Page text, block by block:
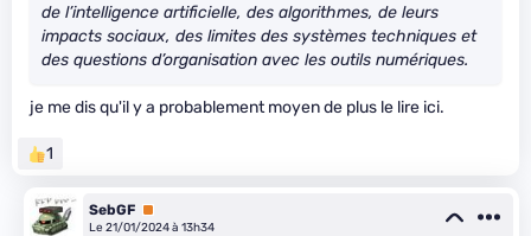
de l’intelligence artificielle, des algorithmes, de leurs
impacts sociaux, des limites des systèmes techniques et
des questions d’organisation avec les outils numériques.
je me dis qu'il y a probablement moyen de plus le lire ici.
1
SebGF Premium
Le 21/01/2024 à 13h34